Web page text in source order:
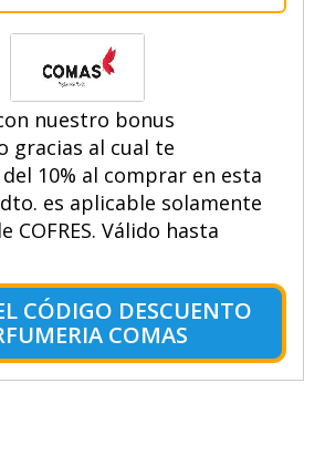
nuestro bonus
gracias al cual te
10% al comprar en esta
es aplicable solamente
COFRES. Válido hasta
CÓDIGO DESCUENTO
COMAS